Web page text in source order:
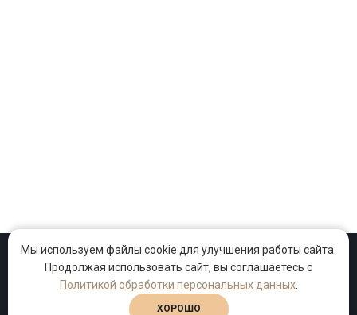
Проекты Песни Клипы
Мы используем файлы cookie для улучшения работы сайта.
Продолжая использовать сайт, вы соглашаетесь с
Политикой обработки персональных данных.
ХОРОШО